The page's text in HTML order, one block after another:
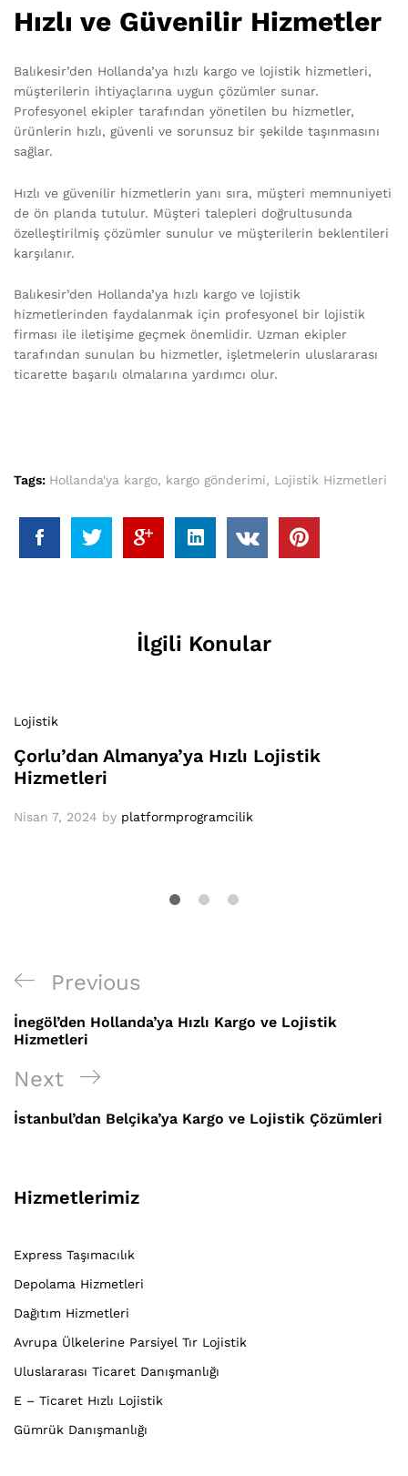
Hızlı ve Güvenilir Hizmetler
Balıkesir’den Hollanda’ya hızlı kargo ve lojistik hizmetleri,
müşterilerin ihtiyaçlarına uygun çözümler sunar.
Profesyonel ekipler tarafından yönetilen bu hizmetler,
ürünlerin hızlı, güvenli ve sorunsuz bir şekilde taşınmasını
sağlar.
Hızlı ve güvenilir hizmetlerin yanı sıra, müşteri memnuniyeti
de ön planda tutulur. Müşteri talepleri doğrultusunda
özelleştirilmiş çözümler sunulur ve müşterilerin beklentileri
karşılanır.
Balıkesir’den Hollanda’ya hızlı kargo ve lojistik
hizmetlerinden faydalanmak için profesyonel bir lojistik
firması ile iletişime geçmek önemlidir. Uzman ekipler
tarafından sunulan bu hizmetler, işletmelerin uluslararası
ticarette başarılı olmalarına yardımcı olur.
Tags: Hollanda'ya kargo, kargo gönderimi, Lojistik Hizmetleri
İlgili Konular
Lojistik
Çorlu’dan Almanya’ya Hızlı Lojistik
Hizmetleri
Nisan 7, 2024 by platformprogramcilik
Yazı
gezinmesi
Previous
Post
Previous
İnegöl’den Hollanda’ya Hızlı Kargo ve Lojistik
Hizmetleri
Next
Post
Next
İstanbul’dan Belçika’ya Kargo ve Lojistik Çözümleri
Hizmetlerimiz
Express Taşımacılık
Depolama Hizmetleri
Dağıtım Hizmetleri
Avrupa Ülkelerine Parsiyel Tır Lojistik
Uluslararası Ticaret Danışmanlığı
E – Ticaret Hızlı Lojistik
Gümrük Danışmanlığı